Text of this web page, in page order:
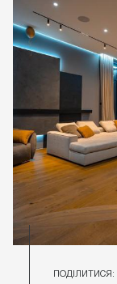
ПОДІЛИТИСЯ: